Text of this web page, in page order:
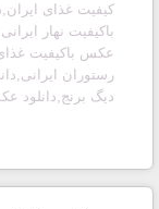
کیفیت غذای
باکیفیت نهار
عکس باکیفیت
رستوران
دیگ برنج,دانلود